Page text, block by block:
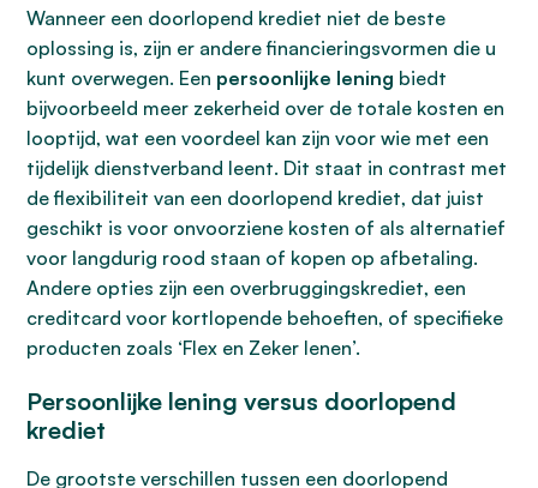
Wanneer een doorlopend krediet niet de beste
oplossing is, zijn er andere financieringsvormen die u
kunt overwegen. Een persoonlijke lening biedt
bijvoorbeeld meer zekerheid over de totale kosten en
looptijd, wat een voordeel kan zijn voor wie met een
tijdelijk dienstverband leent. Dit staat in contrast met
de flexibiliteit van een doorlopend krediet, dat juist
geschikt is voor onvoorziene kosten of als alternatief
voor langdurig rood staan of kopen op afbetaling.
Andere opties zijn een overbruggingskrediet, een
creditcard voor kortlopende behoeften, of specifieke
producten zoals ‘Flex en Zeker lenen’.
Persoonlijke lening versus doorlopend
krediet
De grootste verschillen tussen een doorlopend